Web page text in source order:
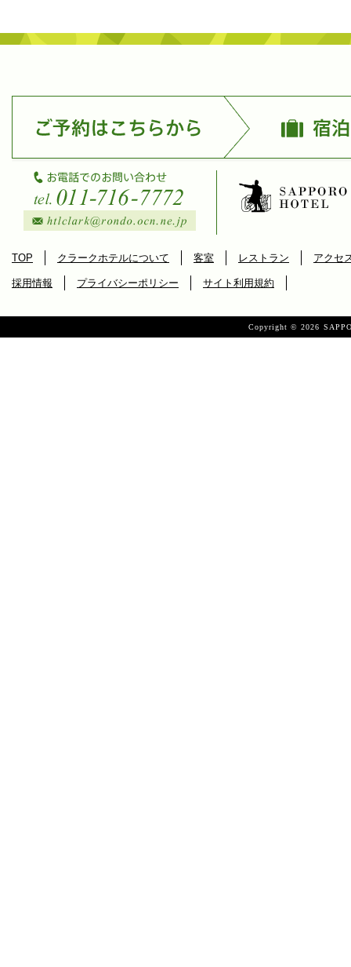
TOP クラークホテルについて 客室 レストラン アクセ
採用情報 プライバシーポリシー サイト利用規約
Copyright ©2026